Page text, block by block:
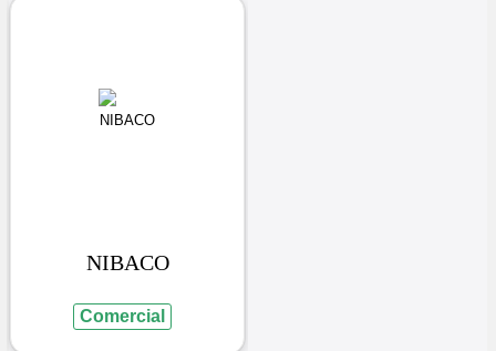
NIBACO
Comercial